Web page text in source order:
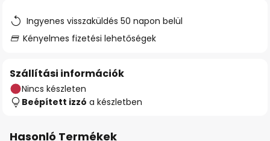
Ingyenes visszaküldés 50 napon belül
Kényelmes fizetési lehetőségek
Szállítási információk
Nincs készleten
Beépített izzó a készletben
Hasonló Termékek